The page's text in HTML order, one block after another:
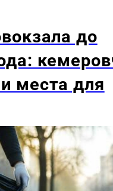
до
места для